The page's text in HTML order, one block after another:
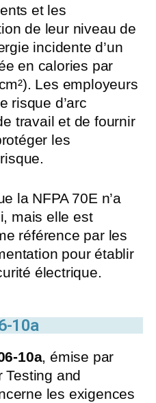
et les
de leur niveau de
incidente d’un
en calories par
Les employeurs
risque d’arc
travail et de fournir
les
la NFPA 70E n’a
mais elle est
référence par les
pour établir
électrique.
10a
10a, émise par
Testing and
les exigences